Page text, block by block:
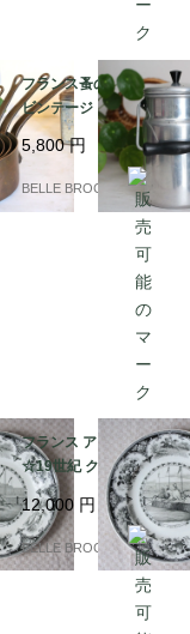
フランス蚤の市より★
ビンテージ アルミ製 ミ
ルクポット（1L表示）
｜フランス発送（到着
まで2-3週間）
5,800円
BELLE BROCANTE
フランス アンティーク
☆19世紀 クレイユ・
エ・モントロー Creil e
t Montereau「La Cour
se des Haies」Assiett
e Parlante｜フランス
12,000 円
BELLE BROCANTE